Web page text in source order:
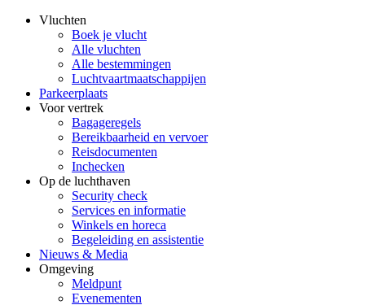
Vluchten
Boek je vlucht
Alle vluchten
Alle bestemmingen
Luchtvaartmaatschappijen
Parkeerplaats
Voor vertrek
Bagageregels
Bereikbaarheid en vervoer
Reisdocumenten
Inchecken
Op de luchthaven
Security check
Services en informatie
Winkels en horeca
Begeleiding en assistentie
Nieuws & Media
Omgeving
Meldpunt
Evenementen